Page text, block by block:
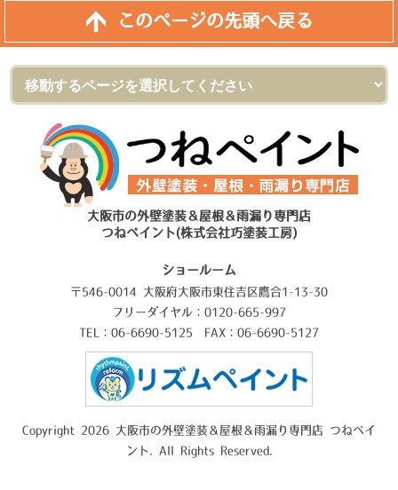
このページの先頭へ戻る
大阪市の外壁塗装＆屋根＆雨漏り専門店
つねペイント(株式会社巧塗装工房)
ショールーム
〒546-0014 大阪府大阪市東住吉区鷹合1-13-30
フリーダイヤル：0120-665-997
TEL：06-6690-5125 FAX：06-6690-5127
Copyright 2026 大阪市の外壁塗装＆屋根＆雨漏り専門店 つねペイ
ント. All Rights Reserved.